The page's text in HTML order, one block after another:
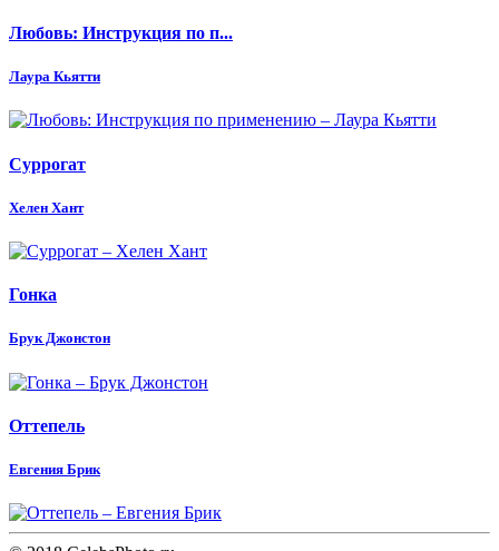
Любовь: Инструкция по п...
Лаура Кьятти
Суррогат
Хелен Хант
Гонка
Брук Джонстон
Оттепель
Евгения Брик